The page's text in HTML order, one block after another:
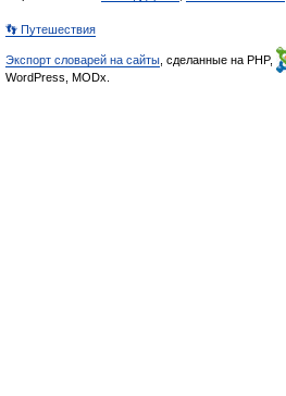
👣 Путешествия
Экспорт словарей на сайты , сделанные на PHP,
WordPress, MODx.